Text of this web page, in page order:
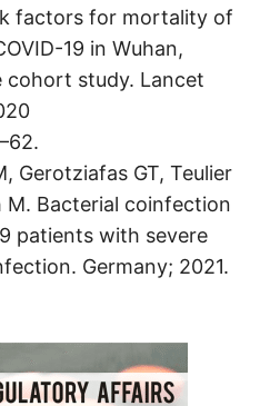
factors for mortality of
19 in Wuhan,
cohort study. Lancet
Gerotziafas GT, Teulier
M. Bacterial coinfection
patients with severe
Germany; 2021.